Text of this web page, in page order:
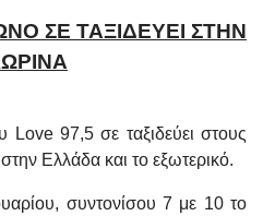
ΣΕ ΤΑΞΙΔΕΥΕΙ ΣΤΗΝ
Love97,5 σε ταξιδεύει στους
Ελλάδα και το εξωτερικό.
συντονίσου 7 με 10 το